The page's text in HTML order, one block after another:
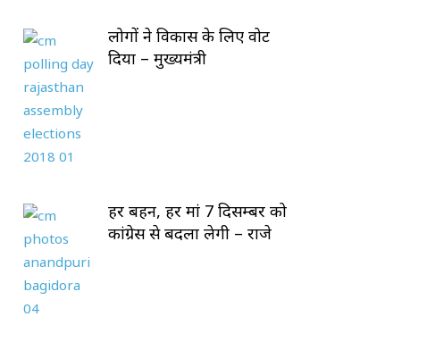
लोगों ने विकास के लिए वोट
दिया – मुख्यमंत्री
हर बहन, हर मां 7 दिसम्बर को
कांग्रेस से बदला लेगी – राजे